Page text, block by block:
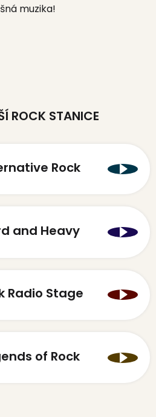
muzika!
ROCK STANICE
Rock
and Heavy
Radio Stage
of Rock